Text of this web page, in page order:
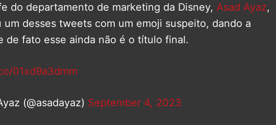
do departamento de marketing da Disney, Asad Ayaz,
um desses tweets com um emoji suspeito, dando a
de fato esse ainda não é o título final.
01xd9a3dmm
(@asadayaz) September 4, 2023